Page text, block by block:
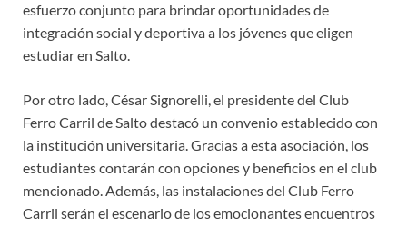
esfuerzo conjunto para brindar oportunidades de
integración social y deportiva a los jóvenes que eligen
estudiar en Salto.
Por otro lado, César Signorelli, el presidente del Club
Ferro Carril de Salto destacó un convenio establecido con
la institución universitaria. Gracias a esta asociación, los
estudiantes contarán con opciones y beneficios en el club
mencionado. Además, las instalaciones del Club Ferro
Carril serán el escenario de los emocionantes encuentros